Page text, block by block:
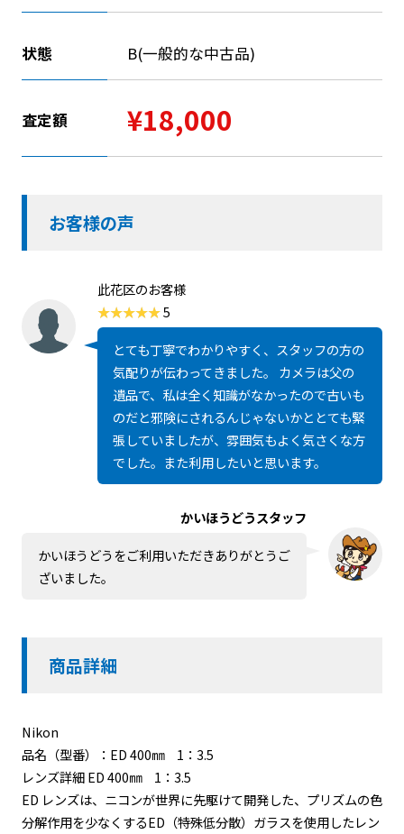
状態 B(一般的な中古品)
査定額 ¥18,000
お客様の声
此花区のお客様
5
とても丁寧でわかりやすく、スタッフの方の
気配りが伝わってきました。 カメラは父の
遺品で、私は全く知識がなかったので古いも
のだと邪険にされるんじゃないかととても緊
張していましたが、雰囲気もよく気さくな方
でした。また利用したいと思います。
かいほうどうスタッフ
かいほうどうをご利用いただきありがとうご
ざいました。
商品詳細
Nikon
品名（型番）：ED 400㎜ 1：3.5
レンズ詳細 ED 400㎜ 1：3.5
ED レンズは、ニコンが世界に先駆けて開発した、プリズムの色
分解作用を少なくするED（特殊低分散）ガラスを使用したレン